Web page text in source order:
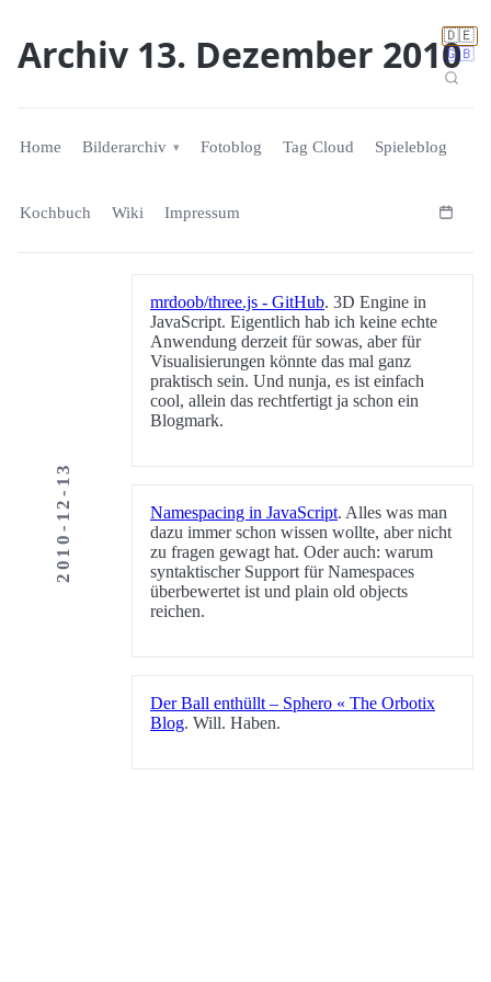
🇩🇪
🇬🇧
Archiv 13. Dezember 2010
Home Bilderarchiv Fotoblog Tag Cloud Spieleblog
Kochbuch Wiki Impressum
2010-12-13
mrdoob/three.js - GitHub. 3D Engine in
JavaScript. Eigentlich hab ich keine echte
Anwendung derzeit für sowas, aber für
Visualisierungen könnte das mal ganz
praktisch sein. Und nunja, es ist einfach
cool, allein das rechtfertigt ja schon ein
Blogmark.
Namespacing in JavaScript. Alles was man
dazu immer schon wissen wollte, aber nicht
zu fragen gewagt hat. Oder auch: warum
syntaktischer Support für Namespaces
überbewertet ist und plain old objects
reichen.
Der Ball enthüllt – Sphero « The Orbotix
Blog. Will. Haben.